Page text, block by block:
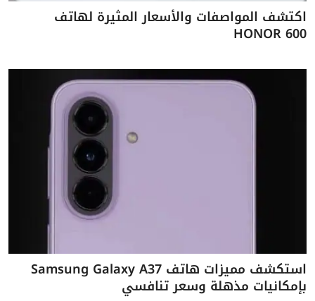
اكتشف المواصفات والأسعار المثيرة لهاتف
HONOR 600
استكشف مميزات هاتف Samsung Galaxy A37
بإمكانيات مذهلة وسعر تنافسي